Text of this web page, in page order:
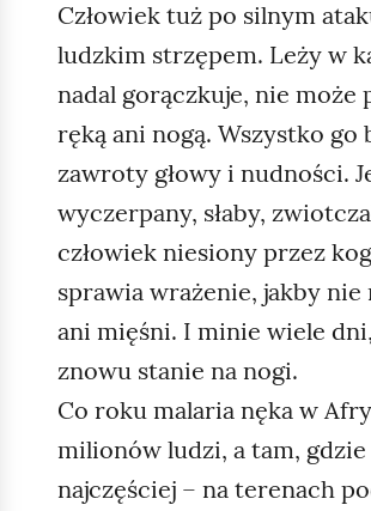
Człowiek tuż po silnym
ludzkim strzępem. Leży w
nadal gorączkuje, nie może
ręką ani nogą. Wszystko go
zawroty głowy i nudności.
wyczerpany, słaby,
człowiek niesiony przez
sprawia wrażenie, jakby nie
ani mięśni. I minie wiele
znowu stanie na nogi.
Co roku malaria nęka w
milionów ludzi, a tam, gdzie
najczęściej – na terenach